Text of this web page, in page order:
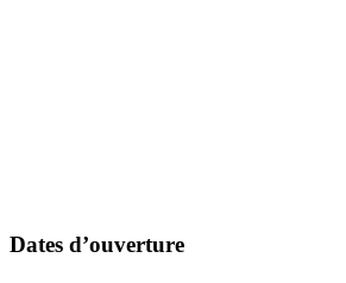
Dates d’ouverture